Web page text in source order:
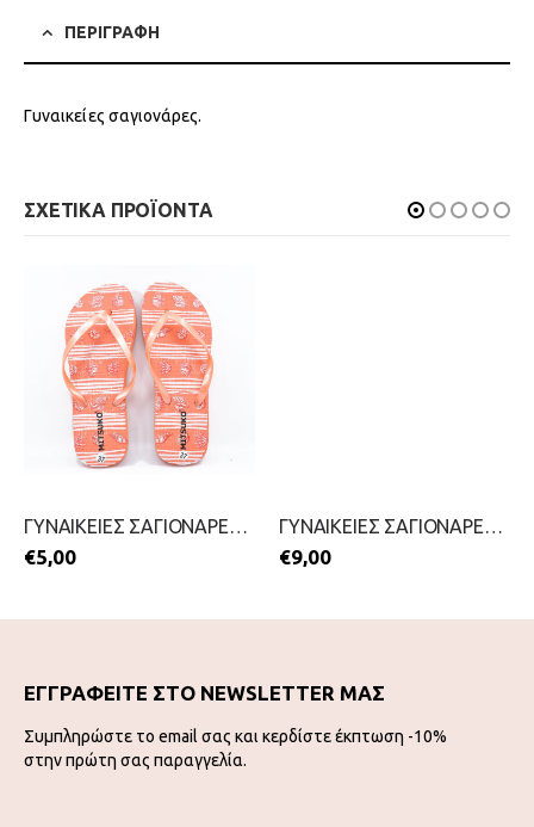
ΠΕΡΙΓΡΑΦΗ
Γυναικείες σαγιονάρες.
ΣΧΕΤΙΚΑ ΠΡΟΪΟΝΤΑ
ΓΥΝΑΙΚΕΙΕΣ ΣΑΓΙΟΝΑΡΕΣ-MITSUKO-2199-0206-ΠΟΡΤΟΚΑΛΙ
€5,00
ΓΥΝΑΙΚΕΙΕΣ ΣΑΓΙΟΝΑΡΕΣ-CUBANITAS-2199-0169-ΜΑΥΡΟ
€9,00
ΕΓΓΡΑΦΕΙΤΕ ΣΤΟ NEWSLETTER ΜΑΣ
Συμπληρώστε το email σας και κερδίστε έκπτωση -10%
στην πρώτη σας παραγγελία.